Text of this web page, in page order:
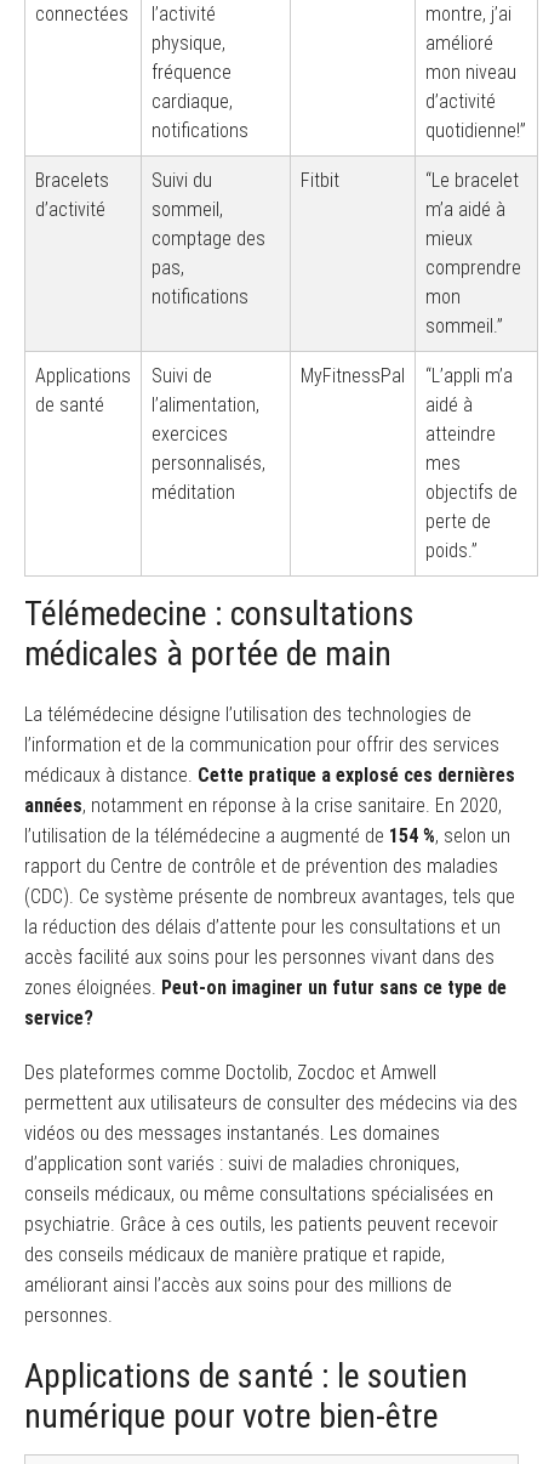
connectées
l’activité
physique,
fréquence
cardiaque,
notifications
montre, j’ai
amélioré
mon niveau
d’activité
quotidienne!”
Bracelets
d’activité
Suivi du
sommeil,
comptage des
pas,
notifications
Fitbit
“Le bracelet
m’a aidé à
mieux
comprendre
mon
sommeil.”
Applications
de santé
Suivi de
l’alimentation,
exercices
personnalisés,
méditation
MyFitnessPal
“L’appli m’a
aidé à
atteindre
mes
objectifs de
perte de
poids.”
Télémedecine : consultations
médicales à portée de main
La télémédecine désigne l’utilisation des technologies de
l’information et de la communication pour offrir des services
médicaux à distance. Cette pratique a explosé ces dernières
années, notamment en réponse à la crise sanitaire. En 2020,
l’utilisation de la télémédecine a augmenté de 154 %, selon un
rapport du Centre de contrôle et de prévention des maladies
(CDC). Ce système présente de nombreux avantages, tels que
la réduction des délais d’attente pour les consultations et un
accès facilité aux soins pour les personnes vivant dans des
zones éloignées. Peut-on imaginer un futur sans ce type de
service?
Des plateformes comme Doctolib, Zocdoc et Amwell
permettent aux utilisateurs de consulter des médecins via des
vidéos ou des messages instantanés. Les domaines
d’application sont variés : suivi de maladies chroniques,
conseils médicaux, ou même consultations spécialisées en
psychiatrie. Grâce à ces outils, les patients peuvent recevoir
des conseils médicaux de manière pratique et rapide,
améliorant ainsi l’accès aux soins pour des millions de
personnes.
Applications de santé : le soutien
numérique pour votre bien-être